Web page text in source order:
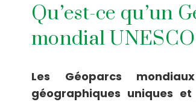
Qu’est-ce qu’un
mondial
Les Géoparcs
géographiques uniques